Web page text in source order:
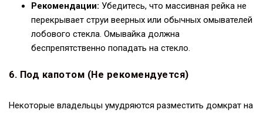
Рекомендации: Убедитесь, что массивная рейка не
перекрывает струи веерных или обычных омывателей
лобового стекла. Омывайка должна
беспрепятственно попадать на стекло.
6. Под капотом (Не рекомендуется)
Некоторые владельцы умудряются разместить домкрат на